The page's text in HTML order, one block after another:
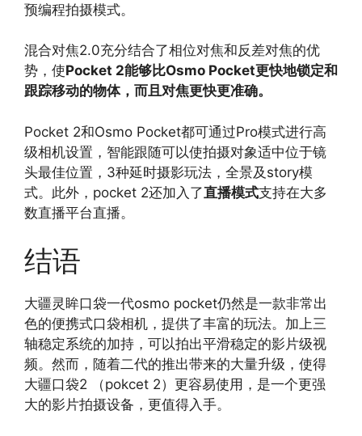
预编程拍摄模式。
混合对焦2.0充分结合了相位对焦和反差对焦的优
势，使Pocket 2能够比Osmo Pocket更快地锁定和
跟踪移动的物体，而且对焦更快更准确。
Pocket 2和Osmo Pocket都可通过Pro模式进行高
级相机设置，智能跟随可以使拍摄对象适中位于镜
头最佳位置，3种延时摄影玩法，全景及story模
式。此外，pocket 2还加入了直播模式支持在大多
数直播平台直播。
结语
大疆灵眸口袋一代osmo pocket仍然是一款非常出
色的便携式口袋相机，提供了丰富的玩法。加上三
轴稳定系统的加持，可以拍出平滑稳定的影片级视
频。然而，随着二代的推出带来的大量升级，使得
大疆口袋2 （pokcet 2）更容易使用，是一个更强
大的影片拍摄设备，更值得入手。